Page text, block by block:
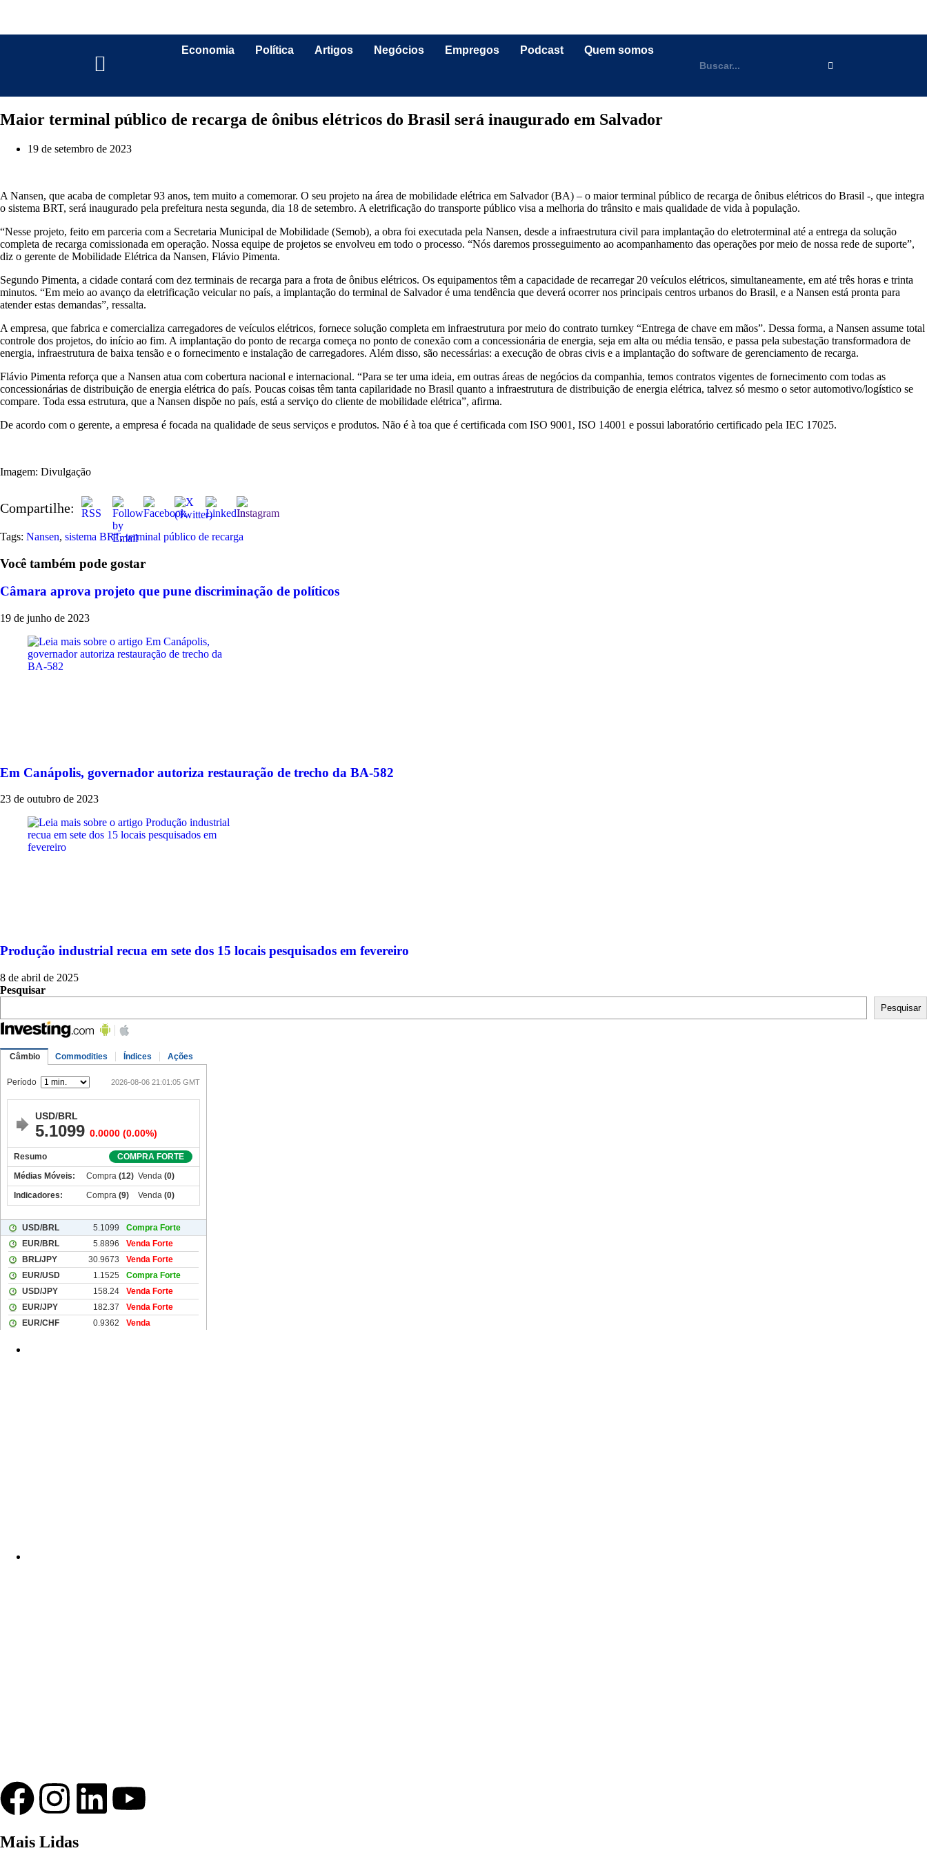
Economia Política Artigos Negócios Empregos Podcast Quem somos
Maior terminal público de recarga de ônibus elétricos do Brasil será inaugurado em Salvador
19 de setembro de 2023
A Nansen, que acaba de completar 93 anos, tem muito a comemorar. O seu projeto na área de mobilidade elétrica em Salvador (BA) – o maior terminal público de recarga de ônibus elétricos do Brasil -, que integra
o sistema BRT, será inaugurado pela prefeitura nesta segunda, dia 18 de setembro. A eletrificação do transporte público visa a melhoria do trânsito e mais qualidade de vida à população.
“Nesse projeto, feito em parceria com a Secretaria Municipal de Mobilidade (Semob), a obra foi executada pela Nansen, desde a infraestrutura civil para implantação do eletroterminal até a entrega da solução
completa de recarga comissionada em operação. Nossa equipe de projetos se envolveu em todo o processo. “Nós daremos prosseguimento ao acompanhamento das operações por meio de nossa rede de suporte”,
diz o gerente de Mobilidade Elétrica da Nansen, Flávio Pimenta.
Segundo Pimenta, a cidade contará com dez terminais de recarga para a frota de ônibus elétricos. Os equipamentos têm a capacidade de recarregar 20 veículos elétricos, simultaneamente, em até três horas e trinta
minutos. “Em meio ao avanço da eletrificação veicular no país, a implantação do terminal de Salvador é uma tendência que deverá ocorrer nos principais centros urbanos do Brasil, e a Nansen está pronta para
atender estas demandas”, ressalta.
A empresa, que fabrica e comercializa carregadores de veículos elétricos, fornece solução completa em infraestrutura por meio do contrato turnkey “Entrega de chave em mãos”. Dessa forma, a Nansen assume total
controle dos projetos, do início ao fim. A implantação do ponto de recarga começa no ponto de conexão com a concessionária de energia, seja em alta ou média tensão, e passa pela subestação transformadora de
energia, infraestrutura de baixa tensão e o fornecimento e instalação de carregadores. Além disso, são necessárias: a execução de obras civis e a implantação do software de gerenciamento de recarga.
Flávio Pimenta reforça que a Nansen atua com cobertura nacional e internacional. “Para se ter uma ideia, em outras áreas de negócios da companhia, temos contratos vigentes de fornecimento com todas as
concessionárias de distribuição de energia elétrica do país. Poucas coisas têm tanta capilaridade no Brasil quanto a infraestrutura de distribuição de energia elétrica, talvez só mesmo o setor automotivo/logístico se
compare. Toda essa estrutura, que a Nansen dispõe no país, está a serviço do cliente de mobilidade elétrica”, afirma.
De acordo com o gerente, a empresa é focada na qualidade de seus serviços e produtos. Não é à toa que é certificada com ISO 9001, ISO 14001 e possui laboratório certificado pela IEC 17025.
Imagem: Divulgação
Compartilhe:
Tags: Nansen, sistema BRT, terminal público de recarga
Você também pode gostar
Câmara aprova projeto que pune discriminação de políticos
19 de junho de 2023
Em Canápolis, governador autoriza restauração de trecho da BA-582
23 de outubro de 2023
Produção industrial recua em sete dos 15 locais pesquisados em fevereiro
8 de abril de 2025
Pesquisar
Pesquisar
Mais Lidas